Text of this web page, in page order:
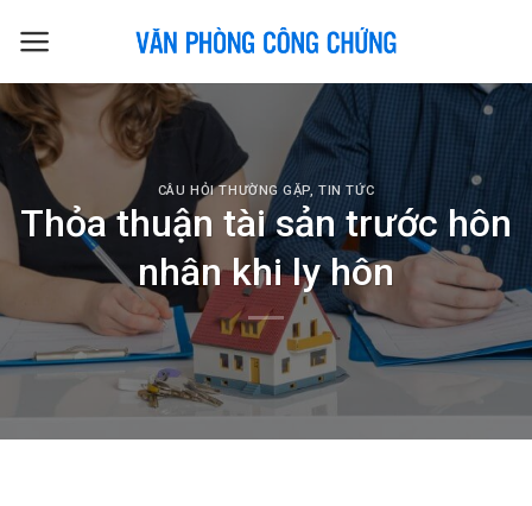
CÂU HỎI THƯỜNG GẶP,TIN TỨC
Thỏa thuận tài sản trước hôn
nhân khi ly hôn